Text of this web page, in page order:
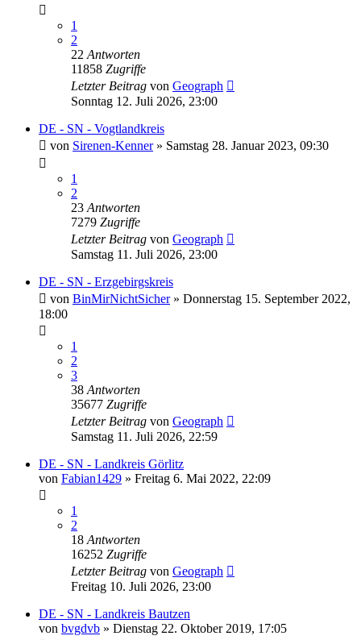
1
2
22 Antworten
11858 Zugriffe
Letzter Beitrag von Geograph
Sonntag 12. Juli 2026, 23:00
DE - SN - Vogtlandkreis
von Sirenen-Kenner» Samstag 28. Januar 2023, 09:30
1
2
23 Antworten
7279 Zugriffe
Letzter Beitrag von Geograph
Samstag 11. Juli 2026, 23:00
DE - SN - Erzgebirgskreis
von BinMirNichtSicher» Donnerstag 15. September 2022,
18:00
1
2
3
38 Antworten
35677 Zugriffe
Letzter Beitrag von Geograph
Samstag 11. Juli 2026, 22:59
DE - SN - Landkreis Görlitz
von Fabian1429 » Freitag 6. Mai 2022, 22:09
1
2
18 Antworten
16252 Zugriffe
Letzter Beitrag von Geograph
Freitag 10. Juli 2026, 23:00
DE - SN - Landkreis Bautzen
von bvgdvb » Dienstag 22. Oktober 2019, 17:05